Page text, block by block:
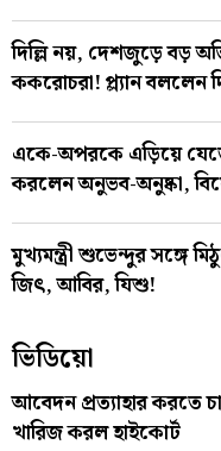
দিল্লি নয়, দেশজুড়ে বড়
ককরোচরা! প্ল্যান বললেন
একে-অপরকে এড়িয়ে
করলেন অনুভব-অনুষ্কা,
মুখ্যমন্ত্রী শুভেন্দুর সঙ্গে
জিৎ, আবির, যিশু!
ভিডিয়ো
আবেদন প্রত্যাহার করতে
খারিজ করল হাইকোর্ট